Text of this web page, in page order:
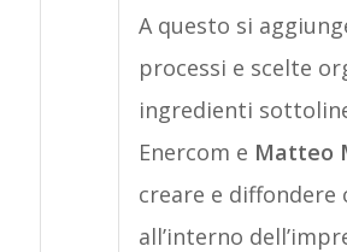
A questo si
processi e scelte
ingredienti
Enercom e Matteo
creare e
all’interno